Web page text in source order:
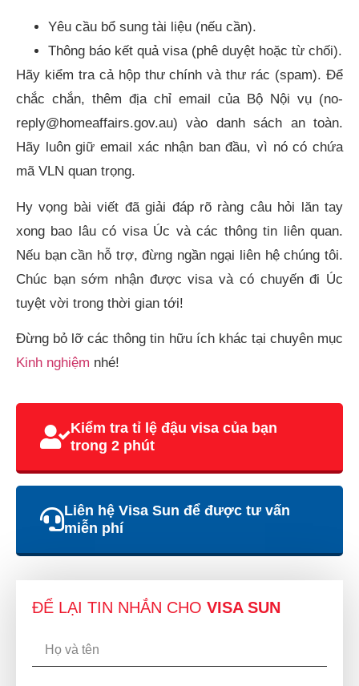
Yêu cầu bổ sung tài liệu (nếu cần).
Thông báo kết quả visa (phê duyệt hoặc từ chối).
Hãy kiểm tra cả hộp thư chính và thư rác (spam). Để
chắc chắn, thêm địa chỉ email của Bộ Nội vụ (no-
reply@homeaffairs.gov.au) vào danh sách an toàn.
Hãy luôn giữ email xác nhận ban đầu, vì nó có chứa
mã VLN quan trọng.
Hy vọng bài viết đã giải đáp rõ ràng câu hỏi lăn tay
xong bao lâu có visa Úc và các thông tin liên quan.
Nếu bạn cần hỗ trợ, đừng ngần ngại liên hệ chúng tôi.
Chúc bạn sớm nhận được visa và có chuyến đi Úc
tuyệt vời trong thời gian tới!
Đừng bỏ lỡ các thông tin hữu ích khác tại chuyên mục
Kinh nghiệm nhé!
Kiểm tra tỉ lệ đậu visa của bạn
trong 2 phút
Liên hệ Visa Sun để được tư vấn
miễn phí
ĐỂ LẠI TIN NHẮN CHO VISA SUN